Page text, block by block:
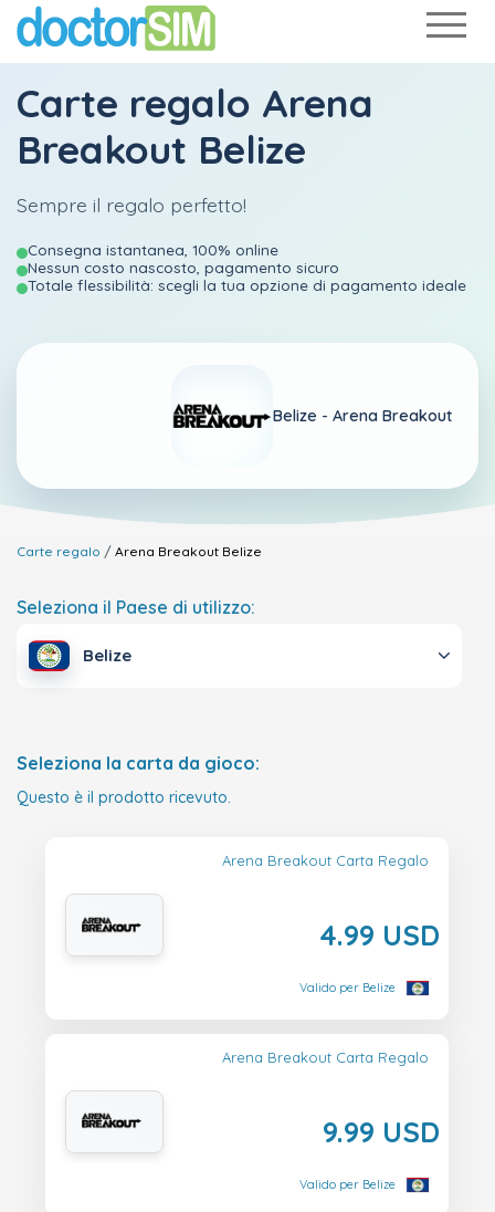
Carte regalo Arena
Breakout Belize
Sempre il regalo perfetto!
Consegna istantanea, 100% online
Nessun costo nascosto, pagamento sicuro
Totale flessibilità: scegli la tua opzione di pagamento ideale
Belize - Arena Breakout
Carte regalo Arena Breakout Belize
Seleziona il Paese di utilizzo:
Belize
Seleziona la carta da gioco:
Questo è il prodotto ricevuto.
Arena Breakout Carta Regalo
4.99 USD
Valido per Belize
Arena Breakout Carta Regalo
9.99 USD
Valido per Belize